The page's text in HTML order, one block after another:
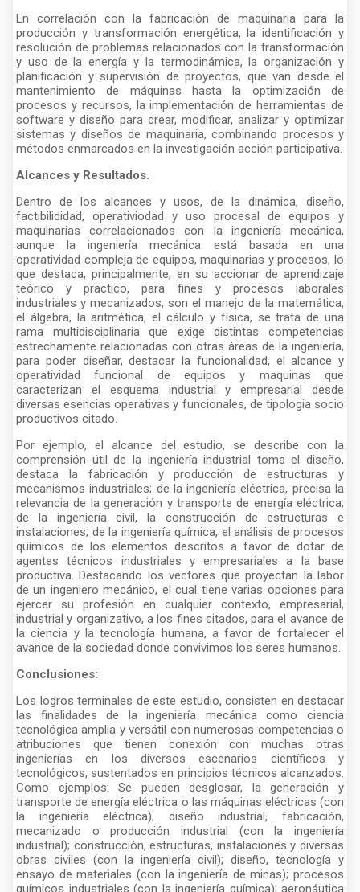
En correlación con la fabricación de maquinaria para la
producción y transformación energética, la identificación y
resolución de problemas relacionados con la transformación
y uso de la energía y la termodinámica, la organización y
planificación y supervisión de proyectos, que van desde el
mantenimiento de máquinas hasta la optimización de
procesos y recursos, la implementación de herramientas de
software y diseño para crear, modificar, analizar y optimizar
sistemas y diseños de maquinaria, combinando procesos y
métodos enmarcados en la investigación acción participativa.
Alcances y Resultados.
Dentro de los alcances y usos, de la dinámica, diseño,
factibilididad, operativiodad y uso procesal de equipos y
maquinarias correlacionados con la ingeniería mecánica,
aunque la ingeniería mecánica está basada en una
operatividad compleja de equipos, maquinarias y procesos, lo
que destaca, principalmente, en su accionar de aprendizaje
teórico y practico, para fines y procesos laborales
industriales y mecanizados, son el manejo de la matemática,
el álgebra, la aritmética, el cálculo y física, se trata de una
rama multidisciplinaria que exige distintas competencias
estrechamente relacionadas con otras áreas de la ingeniería,
para poder diseñar, destacar la funcionalidad, el alcance y
operatividad funcional de equipos y maquinas que
caracterizan el esquema industrial y empresarial desde
diversas esencias operativas y funcionales, de tipologia socio
productivos citado.
Por ejemplo, el alcance del estudio, se describe con la
comprensión útil de la ingeniería industrial toma el diseño,
destaca la fabricación y producción de estructuras y
mecanismos industriales; de la ingeniería eléctrica, precisa la
relevancia de la generación y transporte de energía eléctrica;
de la ingeniería civil, la construcción de estructuras e
instalaciones; de la ingeniería química, el análisis de procesos
químicos de los elementos descritos a favor de dotar de
agentes técnicos industriales y empresariales a la base
productiva. Destacando los vectores que proyectan la labor
de un ingeniero mecánico, el cual tiene varias opciones para
ejercer su profesión en cualquier contexto, empresarial,
industrial y organizativo, a los fines citados, para el avance de
la ciencia y la tecnología humana, a favor de fortalecer el
avance de la sociedad donde convivimos los seres humanos.
Conclusiones:
Los logros terminales de este estudio, consisten en destacar
las finalidades de la ingeniería mecánica como ciencia
tecnológica amplia y versátil con numerosas competencias o
atribuciones que tienen conexión con muchas otras
ingenierías en los diversos escenarios científicos y
tecnológicos, sustentados en principios técnicos alcanzados.
Como ejemplos: Se pueden desglosar, la generación y
transporte de energía eléctrica o las máquinas eléctricas (con
la ingeniería eléctrica); diseño industrial, fabricación,
mecanizado o producción industrial (con la ingeniería
industrial); construcción, estructuras, instalaciones y diversas
obras civiles (con la ingeniería civil); diseño, tecnología y
ensayo de materiales (con la ingeniería de minas); procesos
químicos industriales (con la ingeniería química); aeronáutica